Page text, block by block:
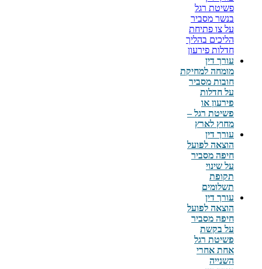
פשיטת רגל
בנשר מסביר
על צו פתיחת
הליכים בהליך
חדלות פירעון
עורך דין
מומחה למחיקת
חובות מסביר
על חדלות
פירעון או
פשיטת רגל –
מחוץ לארץ
עורך דין
הוצאה לפועל
חיפה מסביר
על שינוי
תקופת
תשלומים
עורך דין
הוצאה לפועל
חיפה מסביר
על בקשת
פשיטת רגל
אחת אחרי
השנייה